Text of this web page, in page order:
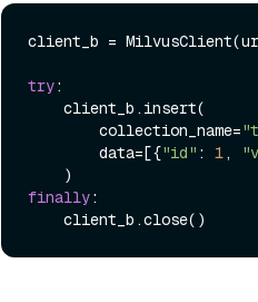
client_b =
try:
        collection_name=
        data=[{
"id" : 1,
finally: